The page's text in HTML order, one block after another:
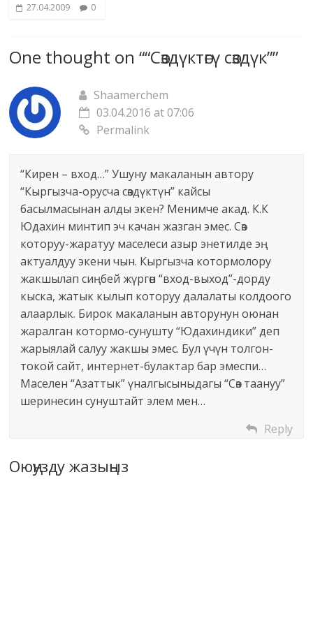
27.04.2009 0
One thought on ““Сөздүктөгү сөздүк””
Shaamerchem
03.04.2016 at 07:06
Permalink
“Кирен – вход…” Ушуну макаланын автору
“Кыргызча-орусча сөздүктүн” кайсы
басылмасынан алды экен? Менимче акад. К.К
Юдахин минтип эч качан жазган эмес. Сөз
которуу-жаратуу маселеси азыр энетилде эң
актуалдуу экени чын. Кыргызча котормолору
жакшылап сиңбей жүргөн “вход-выход”-дорду
кыска, жатык кылып которуу далалаты колдоого
алаарлык. Бирок макаланын авторунун оюнан
жаралган котормо-сунушту “Юдахиндики” деп
жарыялай салуу жакшы эмес. Бул үчүн толгон-
токой сайт, интернет-булактар бар эмеспи…
Маселен “Азаттык” үналгысыныдагы “Сөз таануу”
шеринесин сунуштайт элем мен…
Reply
Оюңузду жазыңыз